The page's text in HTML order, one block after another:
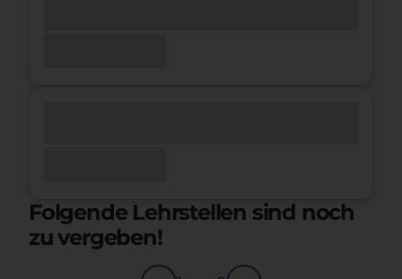
Folgende Lehrstellen sind noch
zu vergeben!